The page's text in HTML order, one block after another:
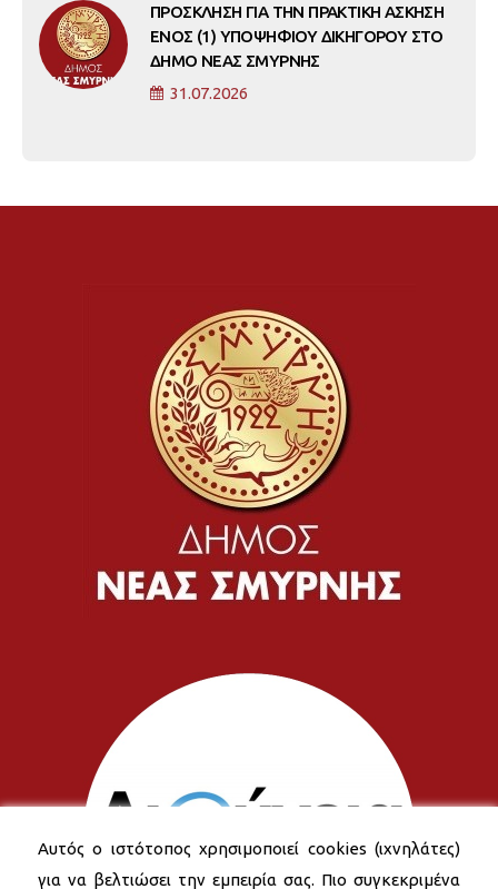
ΠΡΟΣΚΛΗΣΗ ΓΙΑ ΤΗΝ ΠΡΑΚΤΙΚΗ ΑΣΚΗΣΗ
ΕΝΟΣ (1) ΥΠΟΨΗΦΙΟΥ ΔΙΚΗΓΟΡΟΥ ΣΤΟ
ΔΗΜΟ ΝΕΑΣ ΣΜΥΡΝΗΣ
31.07.2026
Αυτός ο ιστότοπος χρησιμοποιεί cookies (ιχνηλάτες)
για να βελτιώσει την εμπειρία σας. Πιο συγκεκριμένα